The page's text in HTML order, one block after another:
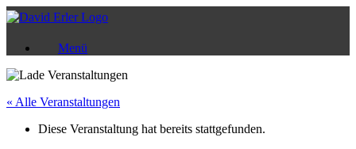
Zum
Inhalt
Menü
« Alle Veranstaltungen
Diese Veranstaltung hat bereits stattgefunden.